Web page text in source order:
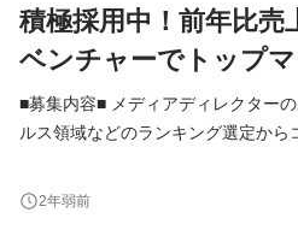
積極採用中！前年比売
ベンチャーでトップ
■募集内容■ メディアディレクターのポジ
ルス領域などのランキング選定から
体的には以下のような業務をお任せします。 ・実際
ケアなどの商品を使って検証やラン
2年弱前